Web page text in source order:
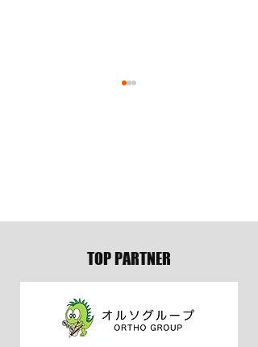
TOP PARTNER